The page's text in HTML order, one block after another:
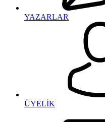
YAZARLAR
ÜYELİK